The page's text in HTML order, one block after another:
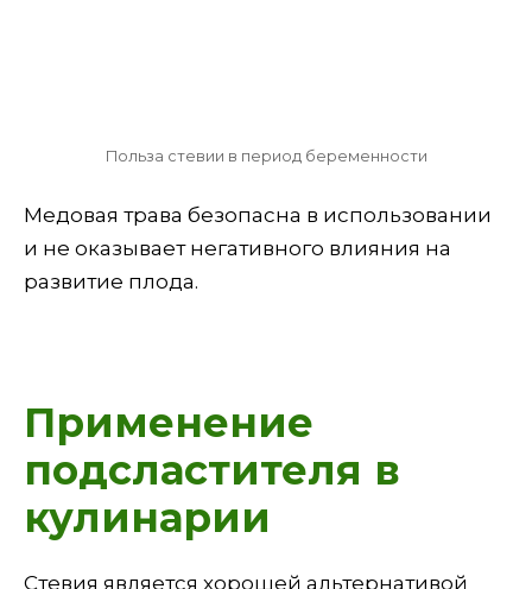
Польза стевии в период беременности
Медовая трава безопасна в использовании
и не оказывает негативного влияния на
развитие плода.
Применение
подсластителя в
кулинарии
Стевия является хорошей альтернативой